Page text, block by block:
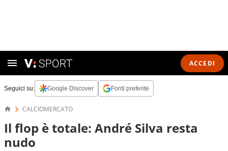
ACCEDI
Seguici su: Google Discover Fonti preferite
CALCIOMERCATO
Il flop è totale: André Silva resta
nudo